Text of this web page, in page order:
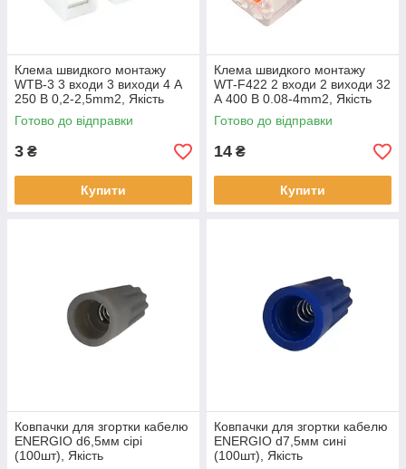
Клемa швидкого монтажу
WTB-3 3 входи 3 виходи 4 А
250 В 0,2-2,5mm2, Якість
Готово до відправки
3 ₴
Купити
Клемa швидкого монтажу
WT-F422 2 входи 2 виходи 32
А 400 В 0.08-4mm2, Якість
Готово до відправки
14 ₴
Купити
Ковпачки для згортки кабелю
ENERGIO d6,5мм сірі
(100шт), Якість
Ковпачки для згортки кабелю
ENERGIO d7,5мм сині
(100шт), Якість